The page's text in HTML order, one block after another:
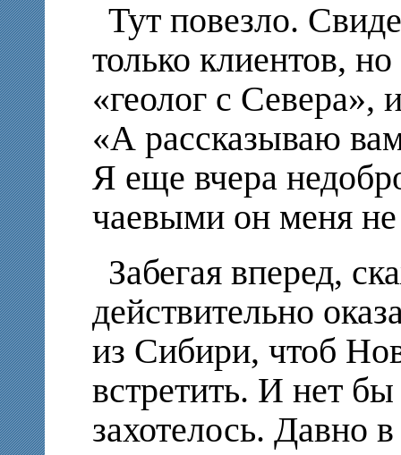
Тут повезло.
только клиентов,
«геолог с
«А рассказываю
Я еще вчера
чаевыми он меня
Забегая вперед,
действительно
из Сибири, чтоб
встретить. И нет
захотелось. Давно